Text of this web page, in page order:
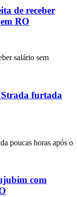
de receber
RO
salário sem
furtada
poucas horas após o
com